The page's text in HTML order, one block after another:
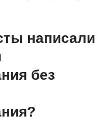
написали
без